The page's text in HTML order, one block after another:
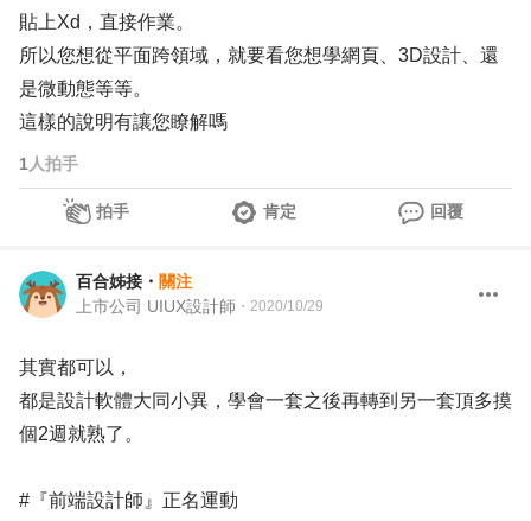
貼上Xd，直接作業。
所以您想從平面跨領域，就要看您想學網頁、3D設計、還
是微動態等等。
這樣的說明有讓您瞭解嗎
1 人拍手
拍手 肯定 回覆
百合姊接 ・ 關注
上市公司 UIUX設計師 ・ 2020/10/29
其實都可以，
都是設計軟體大同小異，學會一套之後再轉到另一套頂多摸
個2週就熟了。
#『前端設計師』正名運動